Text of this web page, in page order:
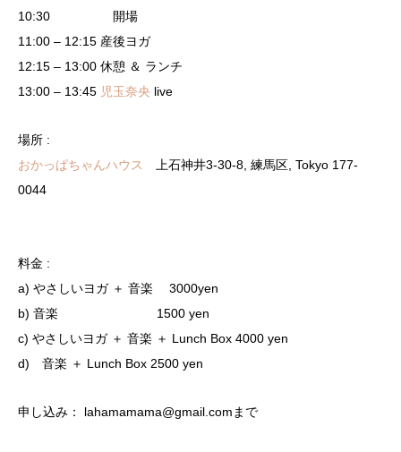
10:30 開場
11:00 – 12:15 産後ヨガ
12:15 – 13:00 休憩 ＆ ランチ
13:00 – 13:45 児玉奈央 live
場所 :
おかっぱちゃんハウス
上石神井3-30-8, 練馬区, Tokyo 177-
0044
料金 :
a) やさしいヨガ ＋ 音楽 3000yen
b) 音楽 1500 yen
c) やさしいヨガ ＋ 音楽 ＋ Lunch Box 4000 yen
d) 音楽 ＋ Lunch Box 2500 yen
申し込み： lahamamama@gmail.comまで